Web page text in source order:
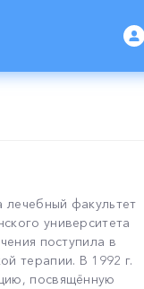
лечебный факультет
университета
поступила в
терапии. В 1992 г.
посвящённую